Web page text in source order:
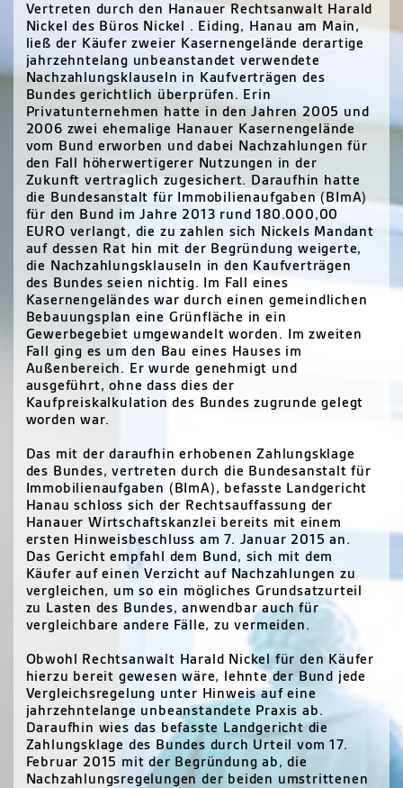
Vertreten durch den Hanauer Rechtsanwalt Harald
Nickel des Büros Nickel . Eiding, Hanau am Main,
ließ der Käufer zweier Kasernengelände derartige
jahrzehntelang unbeanstandet verwendete
Nachzahlungsklauseln in Kaufverträgen des
Bundes gerichtlich überprüfen. Erin
Privatunternehmen hatte in den Jahren 2005 und
2006 zwei ehemalige Hanauer Kasernengelände
vom Bund erworben und dabei Nachzahlungen für
den Fall höherwertigerer Nutzungen in der
Zukunft vertraglich zugesichert. Daraufhin hatte
die Bundesanstalt für Immobilienaufgaben (BImA)
für den Bund im Jahre 2013 rund 180.000,00
EURO verlangt, die zu zahlen sich Nickels Mandant
auf dessen Rat hin mit der Begründung weigerte,
die Nachzahlungsklauseln in den Kaufverträgen
des Bundes seien nichtig. Im Fall eines
Kasernengeländes war durch einen gemeindlichen
Bebauungsplan eine Grünfläche in ein
Gewerbegebiet umgewandelt worden. Im zweiten
Fall ging es um den Bau eines Hauses im
Außenbereich. Er wurde genehmigt und
ausgeführt, ohne dass dies der
Kaufpreiskalkulation des Bundes zugrunde gelegt
worden war.
Das mit der daraufhin erhobenen Zahlungsklage
des Bundes, vertreten durch die Bundesanstalt für
Immobilienaufgaben (BImA), befasste Landgericht
Hanau schloss sich der Rechtsauffassung der
Hanauer Wirtschaftskanzlei bereits mit einem
ersten Hinweisbeschluss am 7. Januar 2015 an.
Das Gericht empfahl dem Bund, sich mit dem
Käufer auf einen Verzicht auf Nachzahlungen zu
vergleichen, um so ein mögliches Grundsatzurteil
zu Lasten des Bundes, anwendbar auch für
vergleichbare andere Fälle, zu vermeiden.
Obwohl Rechtsanwalt Harald Nickel für den Käufer
hierzu bereit gewesen wäre, lehnte der Bund jede
Vergleichsregelung unter Hinweis auf eine
jahrzehntelange unbeanstandete Praxis ab.
Daraufhin wies das befasste Landgericht die
Zahlungsklage des Bundes durch Urteil vom 17.
Februar 2015 mit der Begründung ab, die
Nachzahlungsregelungen der beiden umstrittenen